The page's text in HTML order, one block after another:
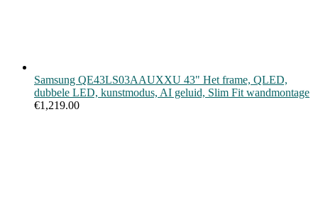
Samsung QE43LS03AAUXXU 43" Het frame, QLED,
dubbele LED, kunstmodus, AI geluid, Slim Fit wandmontage
€1,219.00